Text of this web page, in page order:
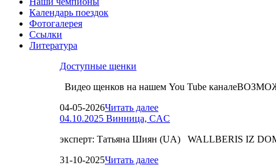
Календарь поездок
Фотогалерея
Ссылки
Литература
Доступные щенки
Видео щенков на нашем You Tube
04-05-2026Читать далее
04.10.2025 Винница, CAC
эксперт: Татьяна Шиян (UA) WALLBERIS IZ
31-10-2025Читать далее